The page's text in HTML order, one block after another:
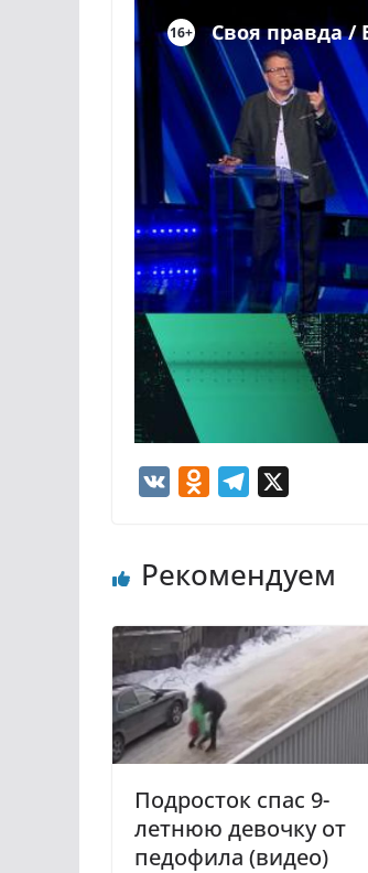
o
a
s
s
n
i
k
i
e
r
a
m
Рекомендуем
Подросток спас 9-
летнюю девочку от
педофила (видео)